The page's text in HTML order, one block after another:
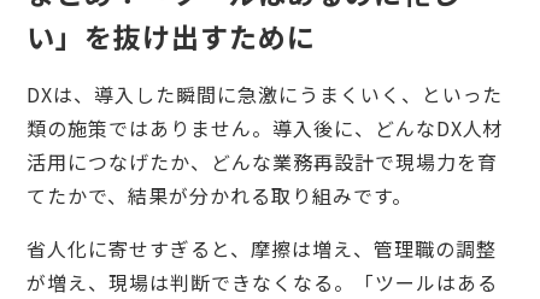
い」を抜け出すために
DXは、導入した瞬間に急激にうまくいく、といった
類の施策ではありません。導入後に、どんなDX人材
活用につなげたか、どんな業務再設計で現場力を育
てたかで、結果が分かれる取り組みです。
省人化に寄せすぎると、摩擦は増え、管理職の調整
が増え、現場は判断できなくなる。「ツールはある